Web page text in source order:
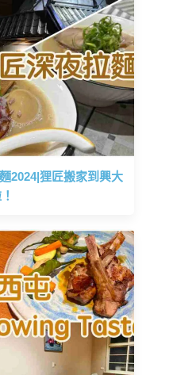
2024|狸匠搬家到興大